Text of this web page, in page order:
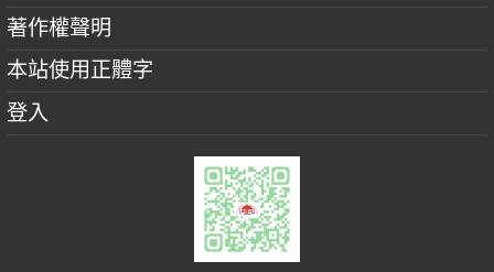
著作權聲明
本站使用正體字
登入